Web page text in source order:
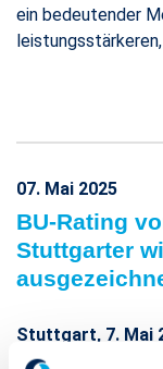
ein bedeutender
07. Mai 2025
BU-Rating
Stuttgarter
Stuttgart, 7. Mai
unabhängigen